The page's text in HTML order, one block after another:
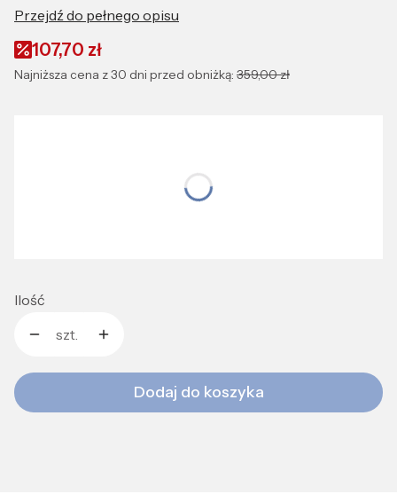
Przejdź do pełnego opisu
107,70 zł
Najniższa cena z 30 dni przed obniżką: 359,00 zł
Ilość
szt.
Dodaj do koszyka